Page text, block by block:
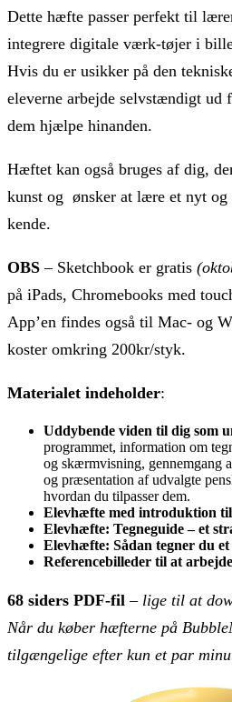
Dette hæfte passer perfekt til
integrere digitale værk-tøjer i
Hvis du er usikker på den
eleverne arbejde selvstændigt ud
dem hjælpe hinanden.
Hæftet kan også bruges af dig,
kunst og ønsker at lære et nyt
kende.
OBS – Sketchbook er gratis
på iPads, Chromebooks med
App’en findes også til Mac- og
koster omkring 200kr/styk.
Materialet indeholder:
Uddybende viden til dig som
programmet, information om
og skærmvisning, gennemgang
og præsentation af udvalgte
hvordan du tilpasser dem.
Elevhæfte med introduktion
Elevhæfte: Tegneguide – et
Elevhæfte: Sådan tegner du
Referencebilleder til at
68 siders PDF-fil –lige til at
Når du køber hæfterne på
tilgængelige efter kun et par